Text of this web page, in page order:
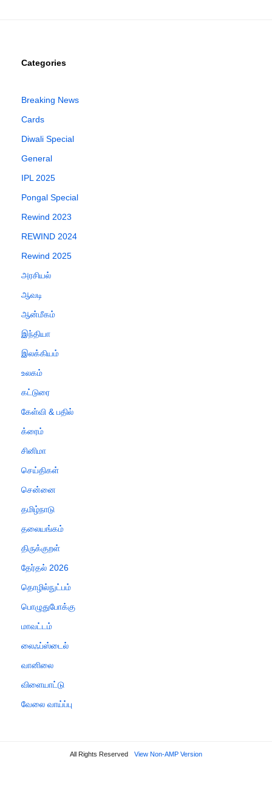
Categories
Breaking News
Cards
Diwali Special
General
IPL 2025
Pongal Special
Rewind 2023
REWIND 2024
Rewind 2025
அரசியல்
ஆவடி
ஆன்மீகம்
இந்தியா
இலக்கியம்
உலகம்
கட்டுரை
கேள்வி & பதில்
க்ரைம்
சினிமா
செய்திகள்
சென்னை
தமிழ்நாடு
தலையங்கம்
திருக்குறள்
தேர்தல் 2026
தொழில்நுட்பம்
பொழுதுபோக்கு
மாவட்டம்
லைஃப்ஸ்டைல்
வானிலை
விளையாட்டு
வேலை வாய்ப்பு
All Rights Reserved View Non-AMP Version